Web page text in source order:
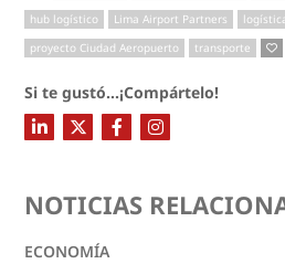
hub logístico
Lima Airport Partners
proyecto Ciudad Aeropuerto
transporte
Si te gustó...¡Compártelo!
NOTICIAS
ECONOMÍA